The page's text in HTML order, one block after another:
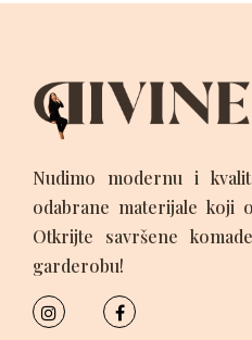
Nudimo modernu i
odabrane materijale koji
Otkrijte savršene
garderobu!